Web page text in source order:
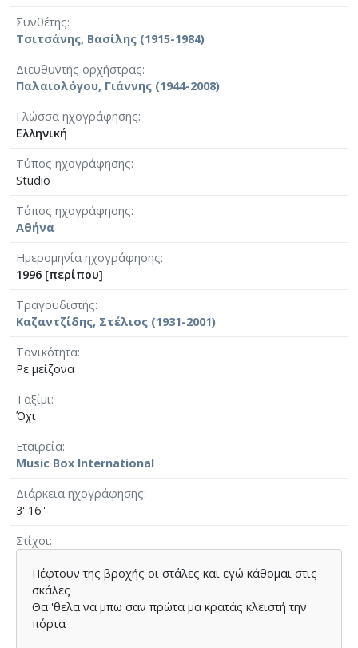
Συνθέτης
Τσιτσάνης, Βασίλης (1915-1984)
Διευθυντής ορχήστρας
Παλαιολόγου, Γιάννης (1944-2008)
Γλώσσα ηχογράφησης
Ελληνική
Τύπος ηχογράφησης
Studio
Τόπος ηχογράφησης
Αθήνα
Ημερομηνία ηχογράφησης
1996 [περίπου]
Τραγουδιστής
Καζαντζίδης, Στέλιος (1931-2001)
Τονικότητα
Ρε μείζονα
Ταξίμι
Όχι
Εταιρεία
Music Box International
Διάρκεια ηχογράφησης
3' 16''
Στίχοι
Πέφτουν της βροχής οι στάλες και εγώ κάθομαι στις
σκάλες
Θα 'θελα να μπω σαν πρώτα μα κρατάς κλειστή την
πόρτα